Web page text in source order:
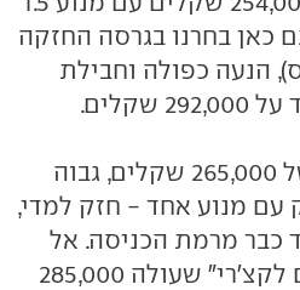
גם כאן בחרנו בגרסה החזקה
מנוע 2.0 ליטרים (190 כ"ס), הנעה כפולה וחבילת
קדילאק XT4 דורש מחיר כניסה של 265,000 שקלים, גבוה
עם מנוע אחד - חזק למדי,
כבר מרמת הכניסה. אל
המבחן התייצבה גרסת ה"פרימיום לקצ'רי" שעולה 285,000